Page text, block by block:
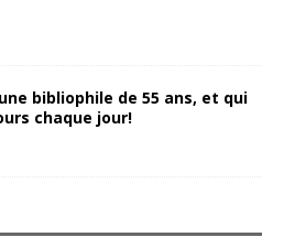
bibliophile de 55 ans, et qui
chaque jour!